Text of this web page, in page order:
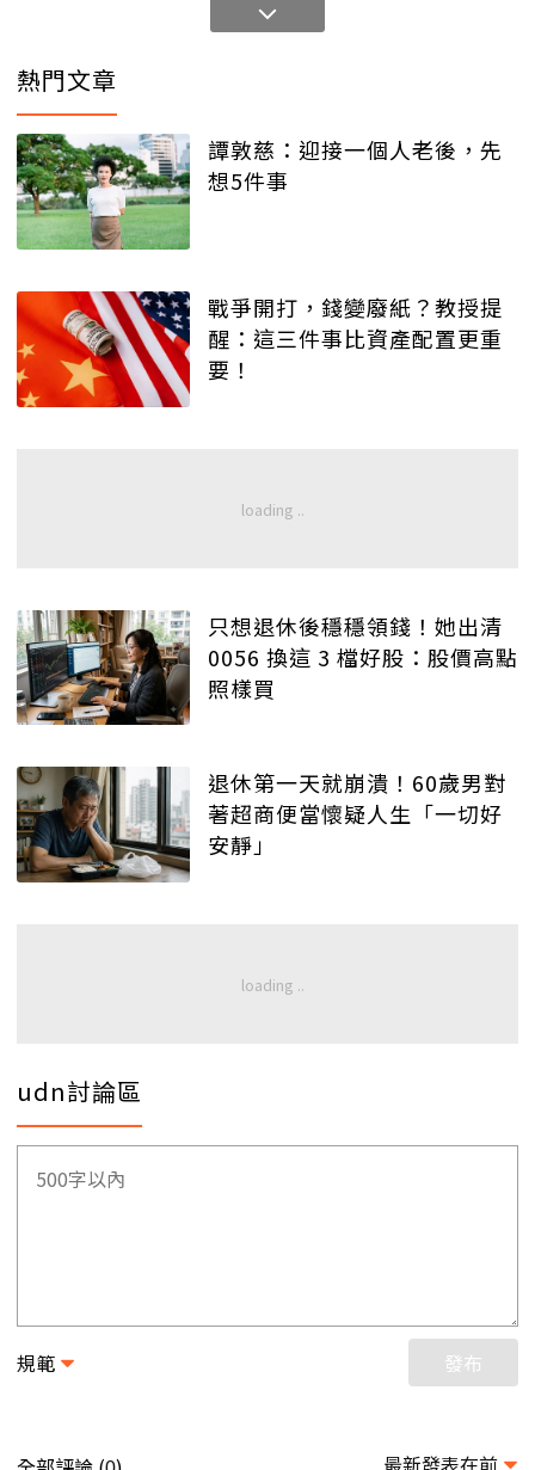
熱門文章
譚敦慈：迎接一個人老後，先
想5件事
戰爭開打，錢變廢紙？教授提
醒：這三件事比資產配置更重
要！
只想退休後穩穩領錢！她出清
0056 換這 3 檔好股：股價高點
照樣買
退休第一天就崩潰！60歲男對
著超商便當懷疑人生「一切好
安靜」
udn討論區
規範 發布
最新發表在前